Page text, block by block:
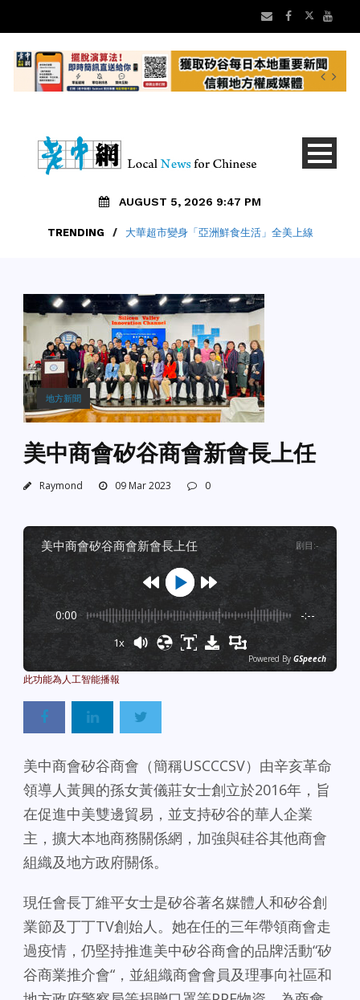
AUGUST 5, 2026 9:47 PM
TRENDING / 大華超市變身「亞洲鮮食生活」全美上線
地方新聞
美中商會矽谷商會新會長上任
Raymond 09 Mar 2023 0
美中商會矽谷商會新會長上任 剧目 :-
0:00 -:--
1x
Powered By GSpeech
美中商會矽谷商會（簡稱USCCCSV）由辛亥革命
領導人黃興的孫女黃儀莊女士創立於2016年，旨
在促進中美雙邊貿易，並支持矽谷的華人企業
主，擴大本地商務關係網，加強與硅谷其他商會
組織及地方政府關係。
現任會長丁維平女士是矽谷著名媒體人和矽谷創
業節及丁丁TV創始人。她在任的三年帶領商會走
過疫情，仍堅持推進美中矽谷商會的品牌活動“矽
谷商業推介會“，並組織商會會員及理事向社區和